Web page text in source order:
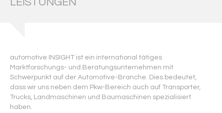
AFTER-SALES
Netzwerk
Beratung
Referenzen
automotive INSIGHT ist ein international tätiges
Marktforschungs- und Beratungsunternehmen mit
Schwerpunkt auf der Automotive-Branche. Dies bedeutet,
dass wir uns neben dem Pkw-Bereich auch auf Transporter,
Trucks, Landmaschinen und Baumaschinen spezialisiert
haben.